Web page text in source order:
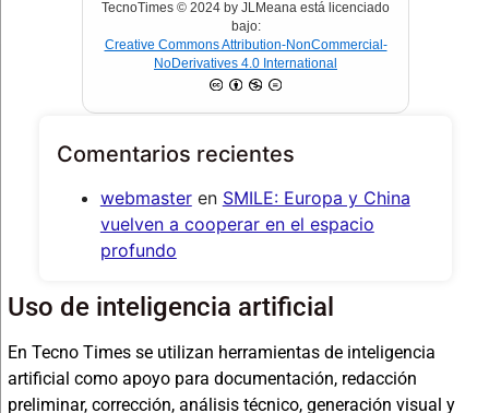
TecnoTimes © 2024 by JLMeana está licenciado
bajo:
Creative Commons Attribution-NonCommercial-
NoDerivatives 4.0 International
Comentarios recientes
webmasteren SMILE: Europa y China
vuelven a cooperar en el espacio
profundo
Uso de inteligencia artificial
En Tecno Times se utilizan herramientas de inteligencia
artificial como apoyo para documentación, redacción
preliminar, corrección, análisis técnico, generación visual y